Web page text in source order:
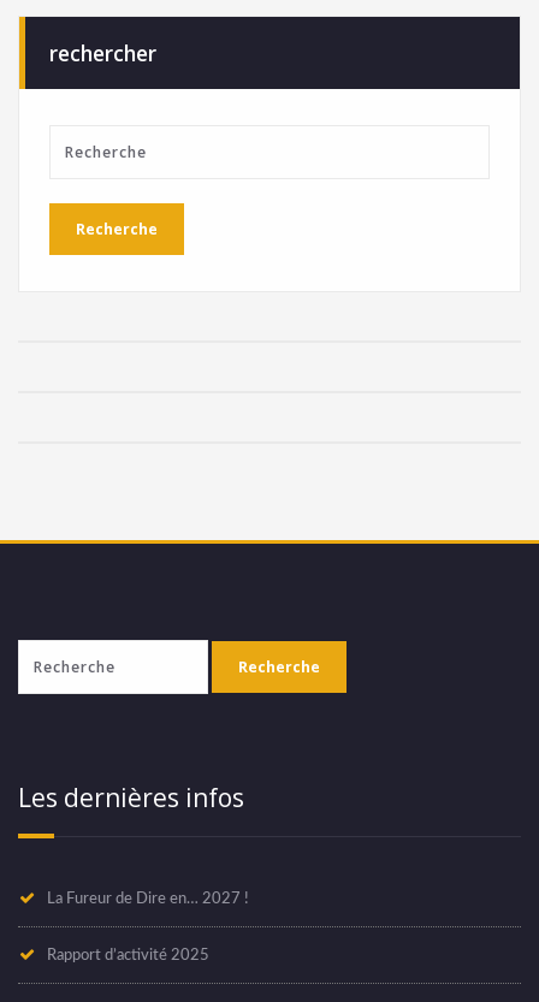
rechercher
Les dernières infos
La Fureur de Dire en… 2027 !
Rapport d’activité 2025